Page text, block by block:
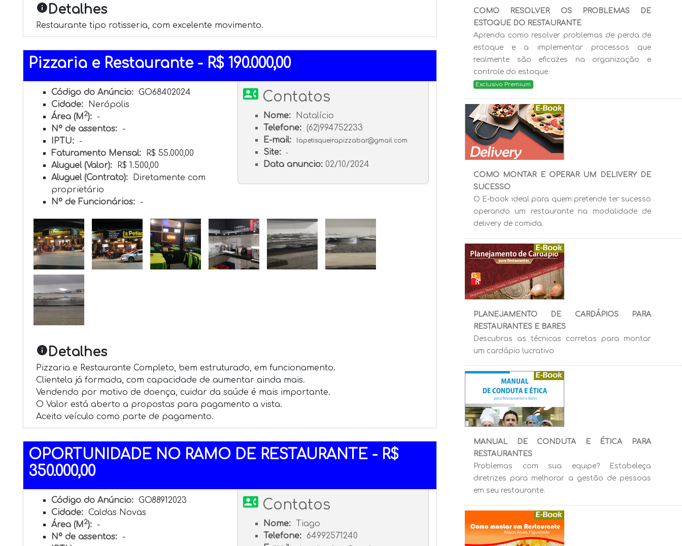
infoDetalhes
Restaurante tipo rotisseria, com excelente movimento.
Pizzaria e Restaurante - R$ 190.000,00
Código do Anúncio: GO68402024
Cidade:
Nerópolis
Área (M2): -
Nº de assentos: -
IPTU: -
Faturamento Mensal:
R$ 55.000,00
Aluguel (Valor):
R$ 1.500,00
Aluguel (Contrato):
Diretamente com
proprietário
Nº de Funcionários: -
contact_phone Contatos
Nome:
Natalício
Telefone: (62)994752233
E-mail:
lapetisqueirapizzabar@gmail.com
Site: -
Data anuncio: 02/10/2024
infoDetalhes
Pizzaria e Restaurante Completo, bem estruturado, em funcionamento.
Clientela já formada, com capacidade de aumentar ainda mais.
Vendendo por motivo de doença, cuidar da saúde é mais importante.
O Valor está aberto a propostas para pagamento a vista.
Aceito veículo como parte de pagamento.
OPORTUNIDADE NO RAMO DE RESTAURANTE - R$
350.000,00
Código do Anúncio: GO88912023
Cidade: Caldas Novas
Área (M2): -
Nº de assentos: -
contact_phone Contatos
Nome:
Tiago
Telefone:
64992571240
COMO RESOLVER OS PROBLEMAS DE
ESTOQUE DO RESTAURANTE
Aprenda como resolver problemas de perda de
estoque e a implementar processos que
realmente são eficazes na organização e
controle do estoque.
Exclusivo Premium
COMO MONTAR E OPERAR UM DELIVERY DE
SUCESSO
O E-book ideal para quem pretende ter sucesso
operando um restaurante na modalidade de
delivery de comida.
PLANEJAMENTO DE CARDÁPIOS PARA
RESTAURANTES E BARES
Descubras as técnicas corretas para montar
um cardápio lucrativo
MANUAL DE CONDUTA E ÉTICA PARA
RESTAURANTES
Problemas com sua equipe? Estabeleça
diretrizes para melhorar a gestão de pessoas
em seu restaurante.